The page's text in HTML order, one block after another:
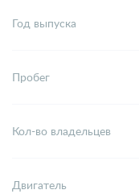
Год выпуска
Пробег
Кол-во владельцев
Двигатель